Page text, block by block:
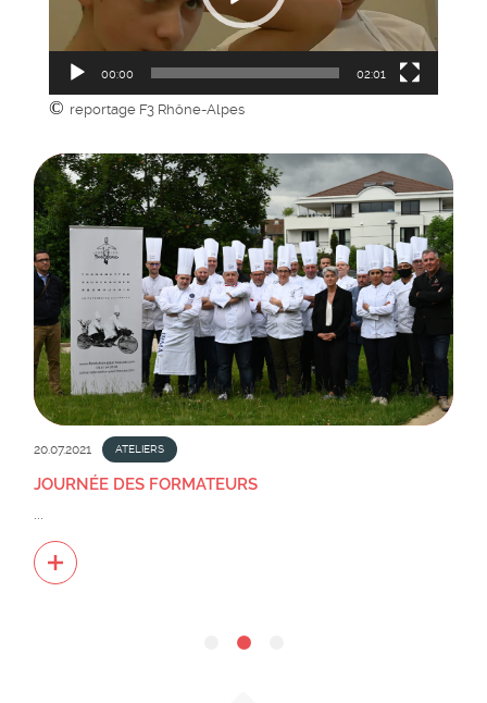
00:00 02:01
© reportage F3 Rhône-Alpes
20.07.2021 ATELIERS
JOURNÉE DES FORMATEURS